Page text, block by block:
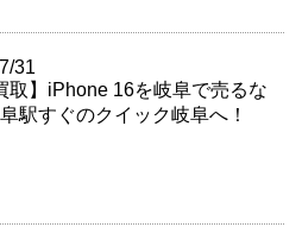
31
取】iPhone 16を岐阜で売るな
駅すぐのクイック岐阜へ！